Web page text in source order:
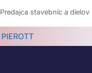
Predajca stavebníc a dielov